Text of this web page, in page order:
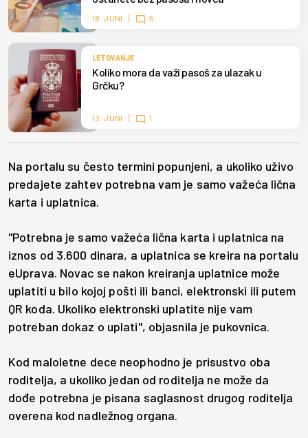
18. JUNI 5
LETOVANJE
Koliko mora da važi pasoš za ulazak u
Grčku?
13. JUNI 1
Na portalu su često termini popunjeni, a ukoliko uživo
predajete zahtev potrebna vam je samo važeća lična
karta i uplatnica.
"Potrebna je samo važeća lična karta i uplatnica na
iznos od 3.600 dinara, a uplatnica se kreira na portalu
eUprava. Novac se nakon kreiranja uplatnice može
uplatiti u bilo kojoj pošti ili banci, elektronski ili putem
QR koda. Ukoliko elektronski uplatite nije vam
potreban dokaz o uplati", objasnila je pukovnica.
Kod maloletne dece neophodno je prisustvo oba
roditelja, a ukoliko jedan od roditelja ne može da
dođe potrebna je pisana saglasnost drugog roditelja
overena kod nadležnog organa.